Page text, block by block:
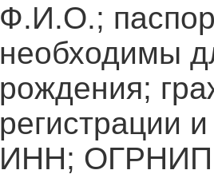
Ф.И.О.;
необходимы
рождения;
регистрации
ИНН; ОГРНИП